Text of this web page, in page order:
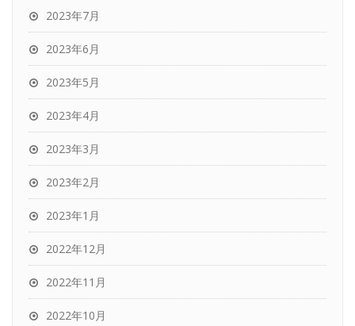
2023年7月
2023年6月
2023年5月
2023年4月
2023年3月
2023年2月
2023年1月
2022年12月
2022年11月
2022年10月